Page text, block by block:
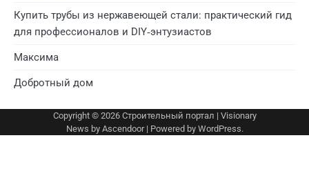
Купить трубы из нержавеющей стали: практический гид
для профессионалов и DIY‑энтузиастов
Максима
Добротный дом
Copyright © 2026 Строительный портал | Visionary
News by Ascendoor| Powered by WordPress.